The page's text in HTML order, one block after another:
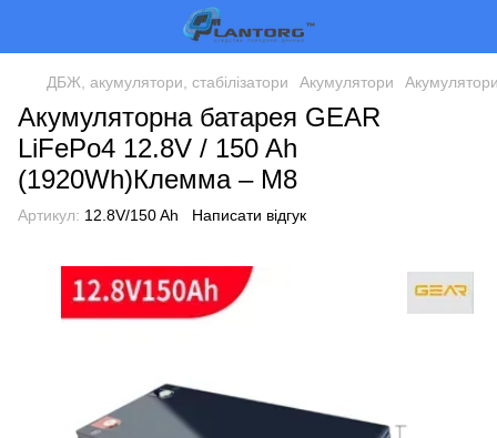
ДБЖ, акумулятори, стабілізатори Акумулятори
Акумуляторна батарея GEAR
LiFePo4 12.8V / 150 Ah
(1920Wh)Клемма – M8
Артикул: 12.8V/150 Ah Написати відгук